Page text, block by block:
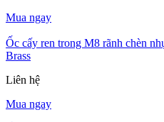
Mua ngay
Ốc cấy ren trong M8 rãnh chèn
Brass
Liên hệ
Mua ngay